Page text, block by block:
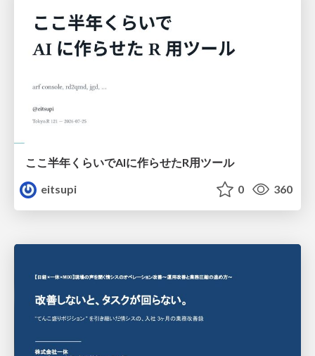
ここ半年くらいでAIに作らせたR用ツール
eitsupi
0 360